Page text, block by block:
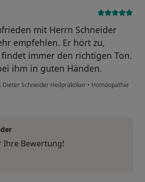
mit Herrn Schneider
empfehlen. Er hört zu,
immer den richtigen Ton.
ihm in guten Händen.
Dieter Schneider Heilpraktiker • Homöopathie
Ihre Bewertung!